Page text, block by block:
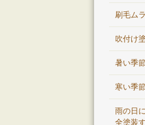
刷毛ム
吹付け
暑い季
寒い季
雨の日
全塗装